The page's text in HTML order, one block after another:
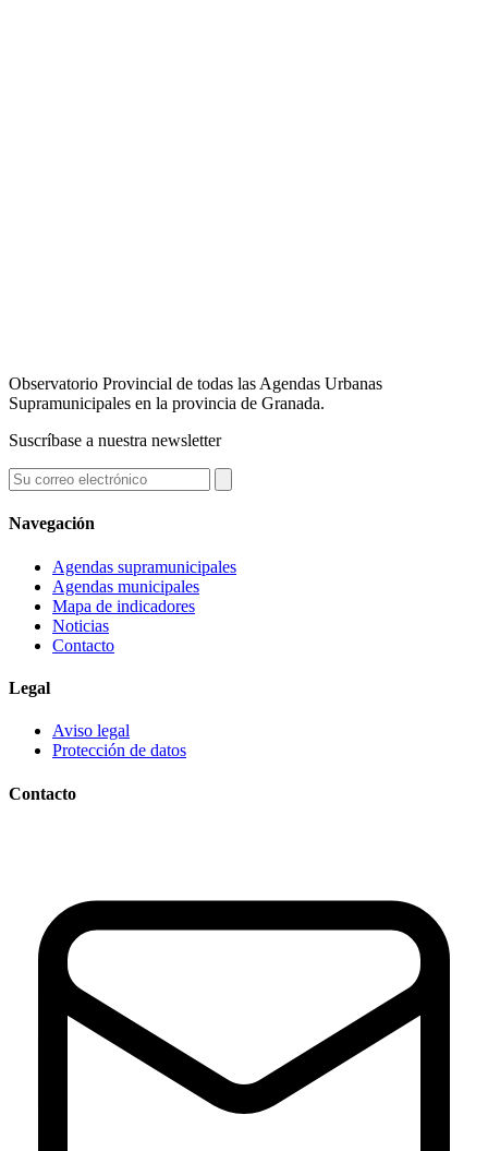
Observatorio Provincial de todas las Agendas Urbanas
Supramunicipales en la provincia de Granada.
Suscríbase a nuestra newsletter
Navegación
Agendas supramunicipales
Agendas municipales
Mapa de indicadores
Noticias
Contacto
Legal
Aviso legal
Protección de datos
Contacto